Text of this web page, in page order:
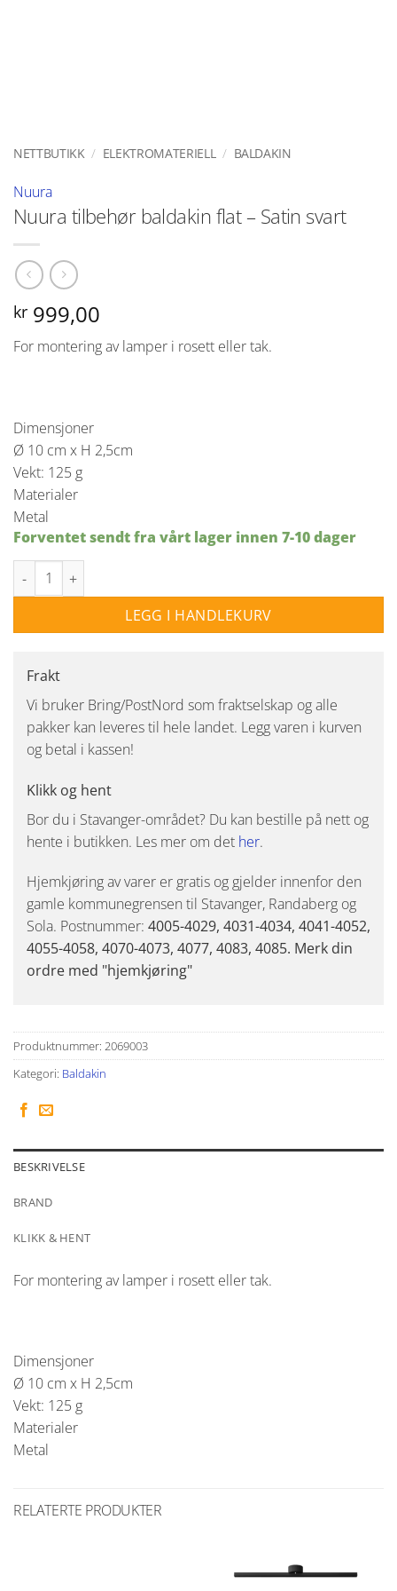
NETTBUTIKK / ELEKTROMATERIELL / BALDAKIN
Nuura
Nuura tilbehør baldakin flat – Satin svart
kr 999,00
For montering av lamper i rosett eller tak.
Dimensjoner
Ø 10 cm x H 2,5cm
Vekt: 125 g
Materialer
Metal
Forventet sendt fra vårt lager innen 7-10 dager
Nuura tilbehør baldakin flat - Satin svart antall
LEGG I HANDLEKURV
Frakt
Vi bruker Bring/PostNord som fraktselskap og alle
pakker kan leveres til hele landet. Legg varen i kurven
og betal i kassen!
Klikk og hent
Bor du i Stavanger-området? Du kan bestille på nett og
hente i butikken. Les mer om det her.
Hjemkjøring av varer er gratis og gjelder innenfor den
gamle kommunegrensen til Stavanger, Randaberg og
Sola. Postnummer: 4005-4029, 4031-4034, 4041-4052,
4055-4058, 4070-4073, 4077, 4083, 4085. Merk din
ordre med "hjemkjøring"
Produktnummer: 2069003
Kategori: Baldakin
BESKRIVELSE
BRAND
KLIKK & HENT
For montering av lamper i rosett eller tak.
Dimensjoner
Ø 10 cm x H 2,5cm
Vekt: 125 g
Materialer
Metal
RELATERTE PRODUKTER